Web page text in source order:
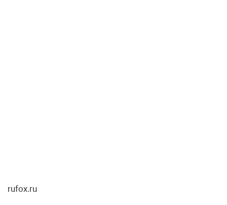
rufox.ru